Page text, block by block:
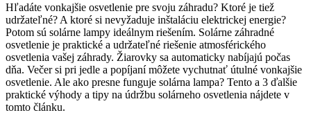
Hľadáte vonkajšie osvetlenie pre svoju záhradu? Ktoré je tiež
udržateľné? A ktoré si nevyžaduje inštaláciu elektrickej energie?
Potom sú solárne lampy ideálnym riešením. Solárne záhradné
osvetlenie je praktické a udržateľné riešenie atmosférického
osvetlenia vašej záhrady. Žiarovky sa automaticky nabíjajú počas
dňa. Večer si pri jedle a popíjaní môžete vychutnať útulné vonkajšie
osvetlenie. Ale ako presne funguje solárna lampa? Tento a 3 ďalšie
praktické výhody a tipy na údržbu solárneho osvetlenia nájdete v
tomto článku.